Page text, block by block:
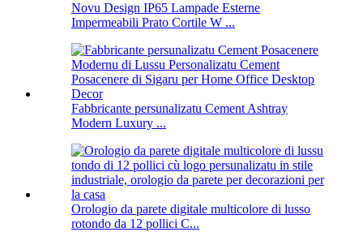
Novu Design IP65 Lampade Esterne
Impermeabili Prato Cortile W ...
Fabbricante persunalizatu Cement Ashtray
Modern Luxury ...
Orologio da parete digitale multicolore di lusso
rotondo da 12 pollici C...